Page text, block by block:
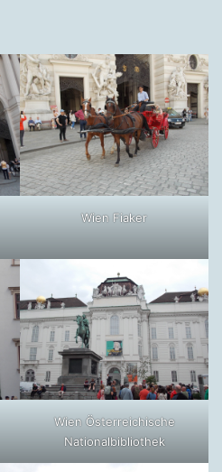
Wien Fiaker
Wien Österreichische
Nationalbibliothek